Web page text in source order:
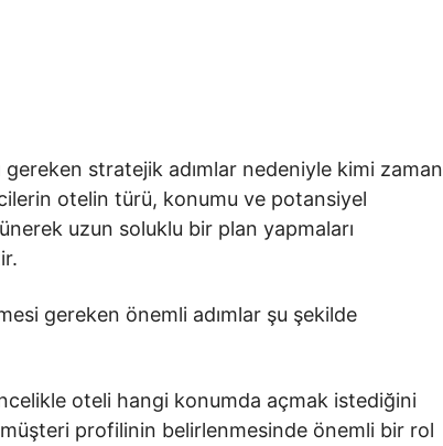
stratejik adımlar nedeniyle kimi zaman
otelin türü, konumu ve potansiyel
uzun soluklu bir plan yapmaları
gereken önemli adımlar şu şekilde
oteli hangi konumda açmak istediğini
profilinin belirlenmesinde önemli bir rol